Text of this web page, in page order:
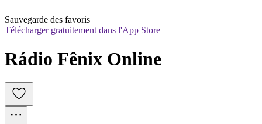
Sauvegarde des favoris
Télécharger gratuitement dans l'App Store
Rádio Fênix Online